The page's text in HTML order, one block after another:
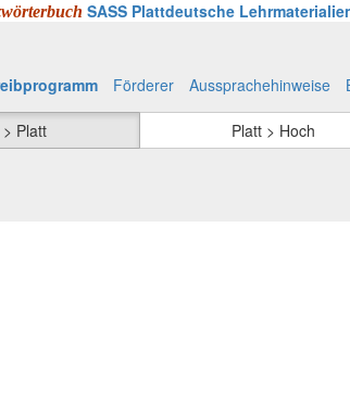
SASS Plattdeutsche
Förderer Aussprachehinweise
Platt
Platt > Hoch